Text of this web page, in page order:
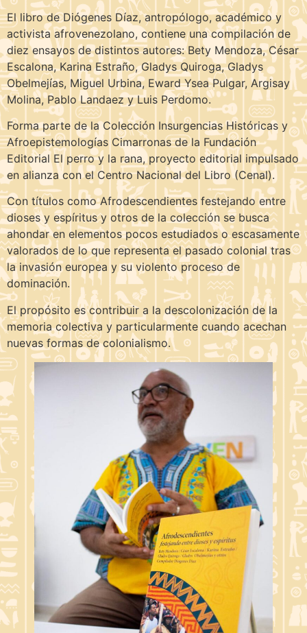
El libro de Diógenes Díaz, antropólogo, académico y
activista afrovenezolano, contiene una compilación de
diez ensayos de distintos autores: Bety Mendoza, César
Escalona, Karina Estraño, Gladys Quiroga, Gladys
Obelmejías, Miguel Urbina, Eward Ysea Pulgar, Argisay
Molina, Pablo Landaez y Luis Perdomo.
Forma parte de la Colección Insurgencias Históricas y
Afroepistemologías Cimarronas de la Fundación
Editorial El perro y la rana, proyecto editorial impulsado
en alianza con el Centro Nacional del Libro (Cenal).
Con títulos como Afrodescendientes festejando entre
dioses y espíritus y otros de la colección se busca
ahondar en elementos pocos estudiados o escasamente
valorados de lo que representa el pasado colonial tras
la invasión europea y su violento proceso de
dominación.
El propósito es contribuir a la descolonización de la
memoria colectiva y particularmente cuando acechan
nuevas formas de colonialismo.